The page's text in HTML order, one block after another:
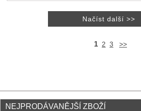
1 2 3 >>
NEJPRODÁVANĚJŠÍ ZBOŽÍ